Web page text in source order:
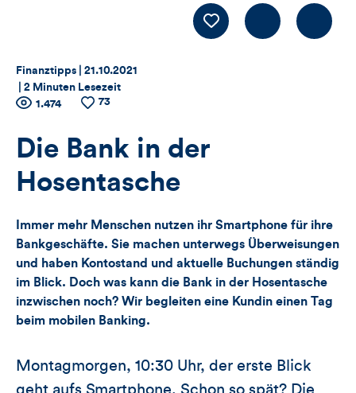
LIKE Kommentieren
Thema:
Finanztipps | Datum:
21.10.2021
2 Minuten Lesezeit
Zähler
für
Views,
und
Kommentare
dieses
Anzahl
Views
1.474
Anzahl
73
Die Bank in der
Hosentasche
Immer mehr Menschen nutzen ihr Smartphone für ihre
Bankgeschäfte. Sie machen unterwegs Überweisungen
und haben Kontostand und aktuelle Buchungen ständig
im Blick. Doch was kann die Bank in der Hosentasche
inzwischen noch? Wir begleiten eine Kundin einen Tag
beim mobilen Banking.
Montagmorgen, 10:30 Uhr, der erste Blick
geht aufs Smartphone. Schon so spät? Die